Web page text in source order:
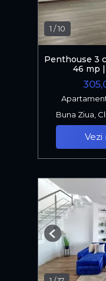
1 /10
Penthouse 3
46 mp
Buna Ziua,
Previous